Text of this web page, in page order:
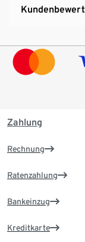
Zahlung
Rechnung
Ratenzahlung
Bankeinzug
Kreditkarte